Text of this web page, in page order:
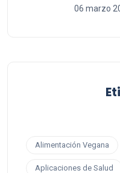
06 marzo
Alimentación Vegana
Aplicaciones de Salud